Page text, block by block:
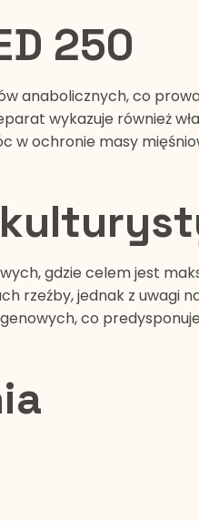
250
anabolicznych, co
wykazuje również
w ochronie masy
gdzie celem jest
rzeźby, jednak z uwagi
co